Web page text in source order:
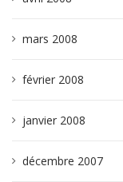
mars 2008
février 2008
janvier 2008
décembre 2007